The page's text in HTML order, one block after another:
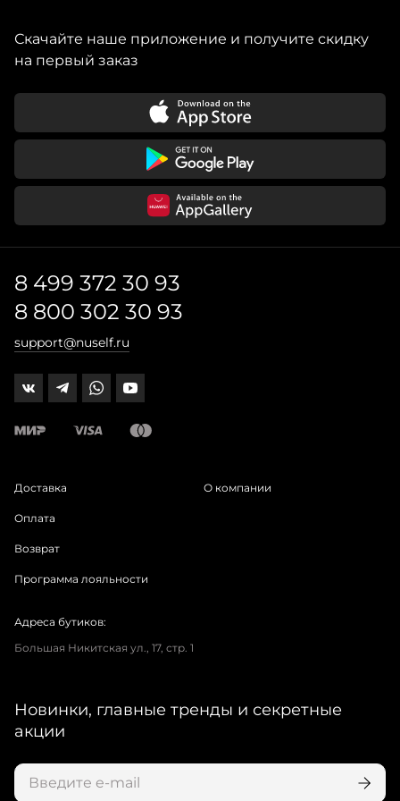
Скачайте наше приложение и получите скидку
на первый заказ
8 499 372 30 93
8 800 302 30 93
support@nuself.ru
Доставка
Оплата
Возврат
Программа лояльности
О компании
Адреса бутиков:
Большая Никитская ул., 17, стр. 1
Новинки, главные тренды и секретные
акции